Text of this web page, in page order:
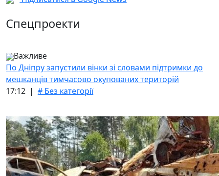
Спецпроекти
Важливе
По Дніпру запустили вінки зі словами підтримки до
мешканців тимчасово окупованих територій
17:12 | # Без категорії